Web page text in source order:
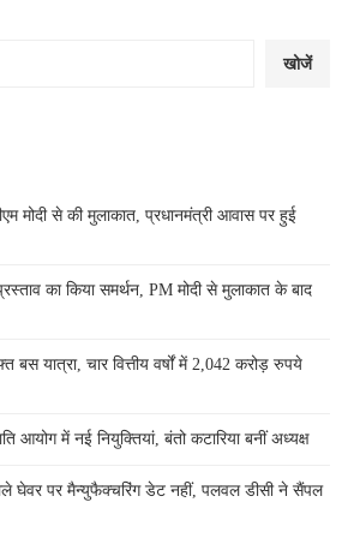
खोजें
मोदी से की मुलाकात, प्रधानमंत्री आवास पर हुई
का किया समर्थन, PM मोदी से मुलाकात के बाद
बस यात्रा, चार वित्तीय वर्षों में 2,042 करोड़ रुपये
आयोग में नई नियुक्तियां, बंतो कटारिया बनीं अध्यक्ष
घेवर पर मैन्युफैक्चरिंग डेट नहीं, पलवल डीसी ने सैंपल